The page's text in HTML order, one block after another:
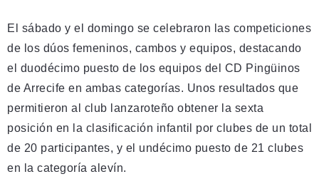
El sábado y el domingo se celebraron las competiciones
de los dúos femeninos, cambos y equipos, destacando
el duodécimo puesto de los equipos del CD Pingüinos
de Arrecife en ambas categorías. Unos resultados que
permitieron al club lanzaroteño obtener la sexta
posición en la clasificación infantil por clubes de un total
de 20 participantes, y el undécimo puesto de 21 clubes
en la categoría alevín.